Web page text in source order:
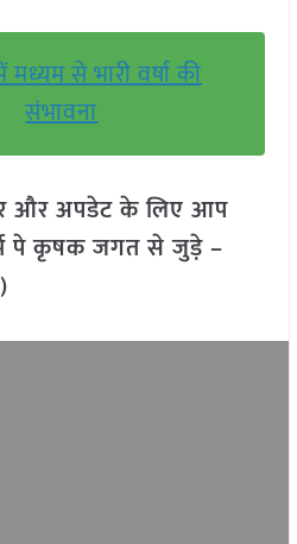
से भारी वर्षा की
संभावना
और अपडेट के लिए आप
पे कृषक जगत से जुड़े –
)